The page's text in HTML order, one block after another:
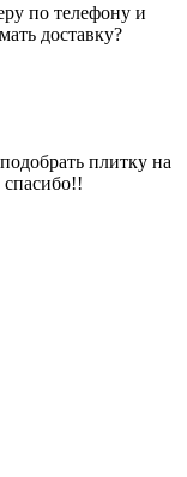
по телефону и
доставку?
плитку на